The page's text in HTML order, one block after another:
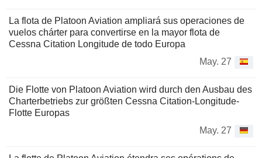
La flota de Platoon Aviation ampliará sus operaciones de
vuelos chárter para convertirse en la mayor flota de
Cessna Citation Longitude de todo Europa
May. 27
Die Flotte von Platoon Aviation wird durch den Ausbau des
Charterbetriebs zur größten Cessna Citation-Longitude-
Flotte Europas
May. 27